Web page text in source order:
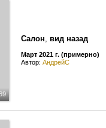
Салон, вид назад
Март 2021 г. (примерно)
Автор: АндрейС